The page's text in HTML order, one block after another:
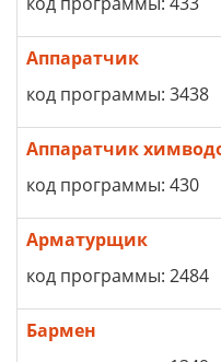
Аппаратчик
код программы: 3438
Аппаратчик
код программы: 430
Арматурщик
код программы: 2484
Бармен